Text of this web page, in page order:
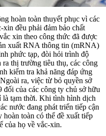
hoàn toàn thuyết phục vì các
xin đều phải đảm bảo chất
xin theo công thức đã được
xuất RNA thông tin (mRNA)
phức tạp, đòi hỏi trình độ
thị trường tiêu thụ, các công
kiểm tra khả năng đáp ứng
ra, việc từ bỏ quyền sở
của các công ty chủ sở hữu
là tạm thời. Khi tình hình dịch
nước đang phát triển tiếp cận
toàn có thể đề xuất tiếp
của họ về vắc-xin.